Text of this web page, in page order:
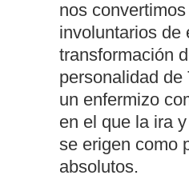
nos
involuntarios de
transformación
personalidad de
un enfermizo
en el que la ira
se erigen como
absolutos.